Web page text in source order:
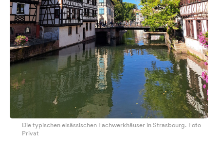
Die typischen elsässischen Fachwerkhäuser in Strasbourg. Foto
Privat